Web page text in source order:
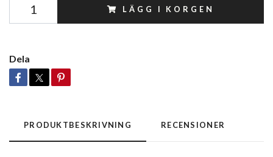
LÄGG I KORGEN
Dela
PRODUKTBESKRIVNING RECENSIONER